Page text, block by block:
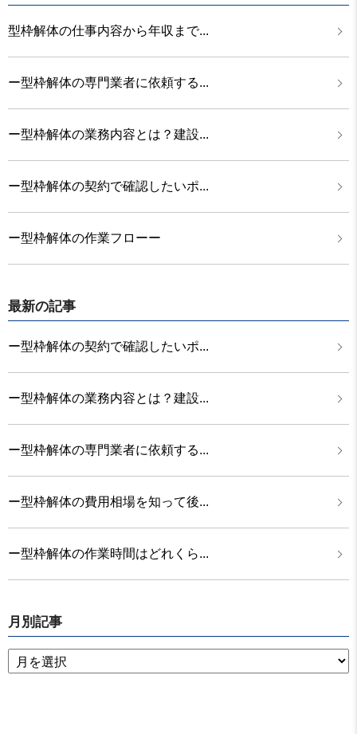
型枠解体の仕事内容から年収まで...
ー型枠解体の専門業者に依頼する...
ー型枠解体の業務内容とは？建設...
ー型枠解体の契約で確認したいポ...
ー型枠解体の作業フローー
最新の記事
ー型枠解体の契約で確認したいポ...
ー型枠解体の業務内容とは？建設...
ー型枠解体の専門業者に依頼する...
ー型枠解体の費用相場を知って後...
ー型枠解体の作業時間はどれくら...
月別記事